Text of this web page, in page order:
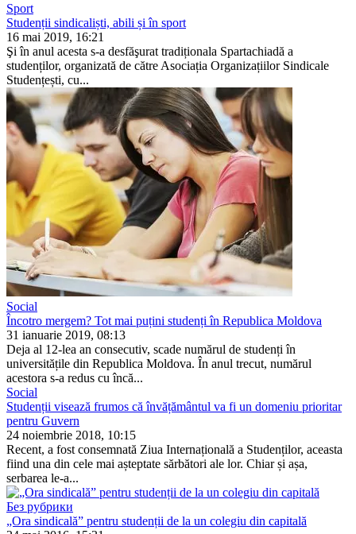
Sport
Studenții sindicaliști, abili și în sport
16 mai 2019, 16:21
Şi în anul acesta s-a desfăşurat tradiționala Sparta­chiadă a
studenților, organizată de către Asociația Organizațiilor Sindicale
Studențești, cu...
Social
Încotro mergem? Tot mai puțini studenți în Republica Moldova
31 ianuarie 2019, 08:13
Deja al 12-lea an consecutiv, scade numărul de studenți în
universitățile din Republica Moldova. În anul trecut, nu­mărul
acestora s-a redus cu încă...
Social
Studenții visează frumos că învățământul va fi un domeniu prioritar
pentru Guvern
24 noiembrie 2018, 10:15
Recent, a fost consemnată Ziua Internațională a Studenților, aceasta
fiind una din cele mai așteptate sărbători ale lor. Chiar și așa,
serbarea le-a...
Без рубрики
„Ora sindicală” pentru studenții de la un colegiu din capitală